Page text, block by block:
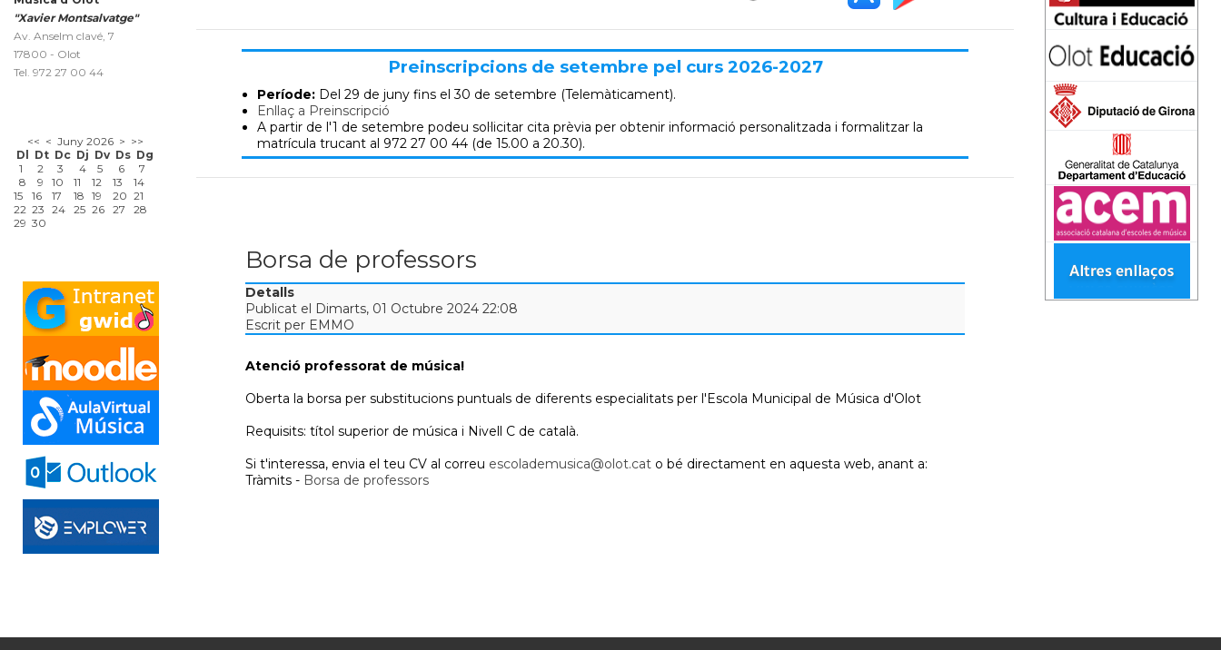
"Xavier Montsalvatge"
Av. Anselm clavé, 7
17800 - Olot
Tel. 972 27 00 44
<< < Juny 2026 > >>
Dl
Dt Dc Dj Dv Ds Dg
1
2 3 4 5 6
7
8
9 10 11 12 13
14
15
16 17 18 19 20 21
22 23 24 25 26 27
28
29 30
Preinscripcions de setembre pel curs 2026-2027
Període: Del 29 de juny fins el 30 de setembre (Telemàticament).
Enllaç a Preinscripció
A partir de l'1 de setembre podeu sol·licitar cita prèvia per obtenir informació personalitzada i formalitzar la
matrícula trucant al 972 27 00 44 (de 15.00 a 20.30).
Borsa de professors
Detalls
Publicat el Dimarts, 01 Octubre 2024 22:08
Escrit per EMMO
Atenció professorat de música!
Oberta la borsa per substitucions puntuals de diferents especialitats per l'Escola Municipal de Música d'Olot
Requisits: títol superior de música i Nivell C de català.
Si t'interessa, envia el teu CV al correu escolademusica@olot.cat o bé directament en aquesta web, anant a:
Tràmits - Borsa de professors